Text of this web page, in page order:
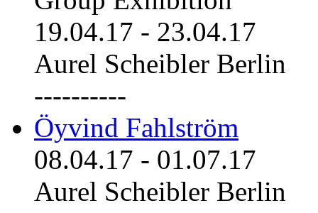
19.04.17 - 23.04.17
Aurel Scheibler Berlin
----------
Öyvind Fahlström
08.04.17 - 01.07.17
Aurel Scheibler Berlin